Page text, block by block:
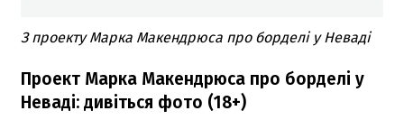
З проекту Марка Макендрюса про борделі у Неваді
Проект Марка Макендрюса про борделі у
Неваді: дивіться фото (18+)